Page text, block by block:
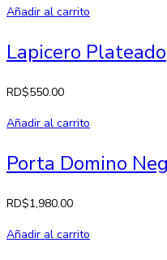
Añadir al carrito
Lapicero Plateado
RD$550.00
Añadir al carrito
Porta Domino
RD$1,980.00
Añadir al carrito